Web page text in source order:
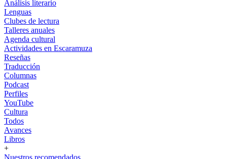
Análisis literario
Lenguas
Clubes de lectura
Talleres anuales
Agenda cultural
Actividades en Escaramuza
Reseñas
Traducción
Columnas
Podcast
Perfiles
YouTube
Cultura
Todos
Avances
Libros
+
Nuestros recomendados